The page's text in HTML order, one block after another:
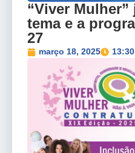
“Viver
tema e a
27
março 18, 2025 13:30